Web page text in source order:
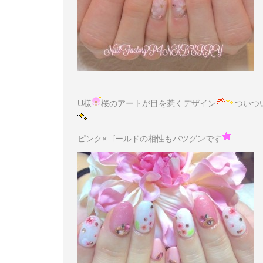
U様 桜のアートが目を惹くデザイン ついつ
ピンク×ゴールドの相性もバツグンです